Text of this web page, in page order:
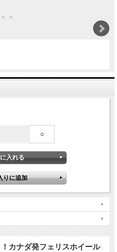
○
カナダ発フェリスホイール